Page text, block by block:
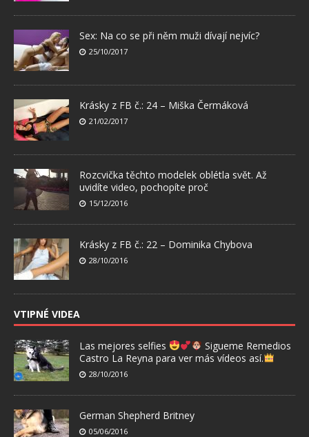
Sex: Na co se při něm muži dívají nejvíc?
25/10/2017
Krásky z FB č.: 24 – Miška Čermáková
21/02/2017
Rozcvička těchto modelek oblétla svět. Až
uvidíte video, pochopíte proč
15/12/2016
Krásky z FB č.: 22 – Dominika Chybova
28/10/2016
VTIPNÉ VIDEA
Las mejores selfies
Sigueme Remedios
Castro La Reyna para ver más vídeos así.
28/10/2016
German Shepherd Britney
05/06/2016